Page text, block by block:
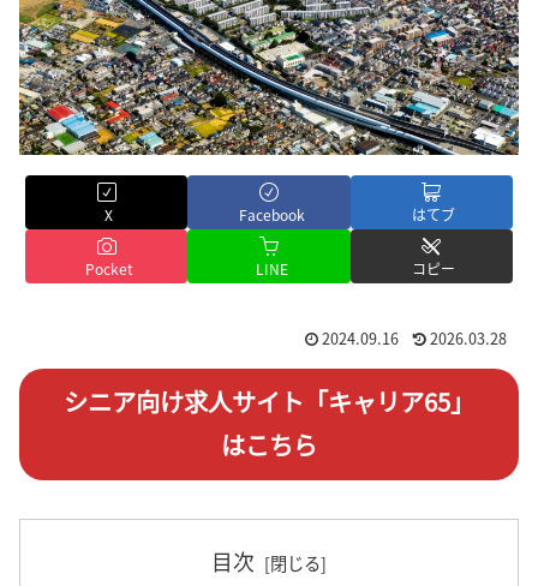
X Facebook はてブ
Pocket LINE コピー
2024.09.16 2026.03.28
シニア向け求人サイト「キャリア65」
はこちら
目次